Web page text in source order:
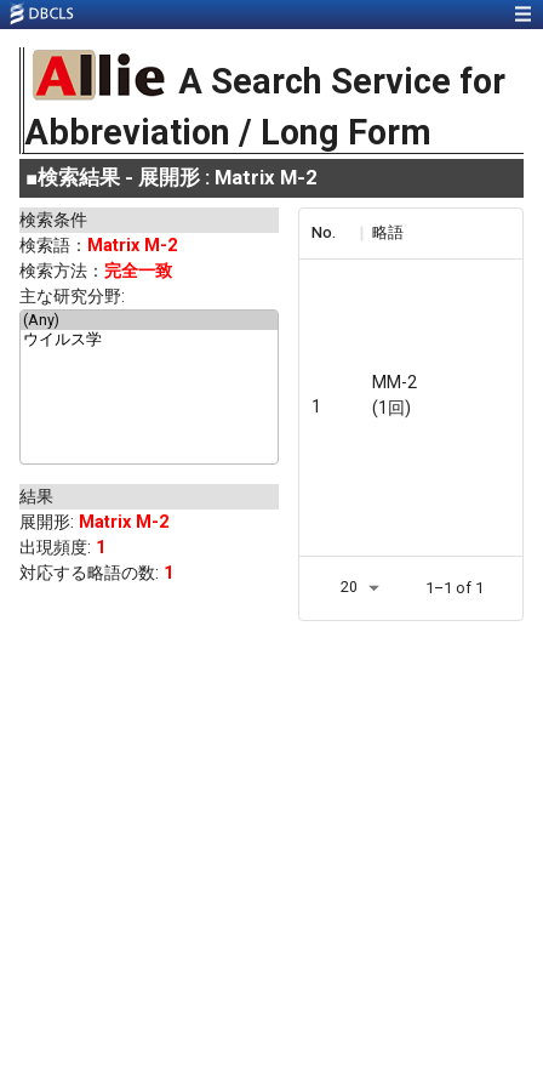
A Search Service for
Abbreviation / Long Form
■検索結果 - 展開形 : Matrix M-2
検索条件
検索語： Matrix M-2
検索方法： 完全一致
主な研究分野:
結果
展開形: Matrix M-2
出現頻度: 1
対応する略語の数: 1
No. 略語
1
MM-2
(1回)
20 1–1 of 1